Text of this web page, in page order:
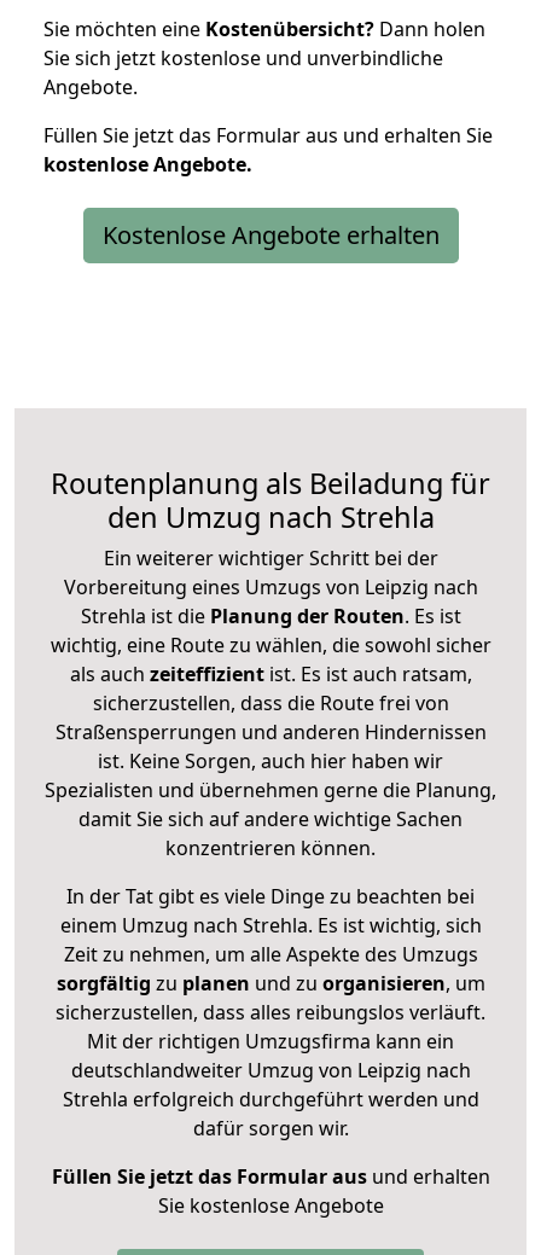
Sie möchten eine Kostenübersicht? Dann holen
Sie sich jetzt kostenlose und unverbindliche
Angebote.
Füllen Sie jetzt das Formular aus und erhalten Sie
kostenloseAngebote.
Kostenlose Angebote erhalten
Routenplanung als Beiladung für
den Umzug nach Strehla
Ein weiterer wichtiger Schritt bei der
Vorbereitung eines Umzugs von Leipzig nach
Strehla ist diePlanung der Routen. Es ist
wichtig, eine Route zu wählen, die sowohl sicher
als auch zeiteffizientist. Es ist auch ratsam,
sicherzustellen, dass die Route frei von
Straßensperrungen und anderen Hindernissen
ist. Keine Sorgen, auch hier haben wir
Spezialisten und übernehmen gerne die Planung,
damit Sie sich auf andere wichtige Sachen
konzentrieren können.
In der Tat gibt es viele Dinge zu beachten bei
einem Umzug nach Strehla. Es ist wichtig, sich
Zeit zu nehmen, um alle Aspekte des Umzugs
sorgfältig zu planen und zu organisieren, um
sicherzustellen, dass alles reibungslos verläuft.
Mit der richtigen Umzugsfirma kann ein
deutschlandweiter Umzug von Leipzig nach
Strehla erfolgreich durchgeführt werden und
dafür sorgen wir.
Füllen Sie jetzt das Formular ausund erhalten
Sie kostenlose Angebote